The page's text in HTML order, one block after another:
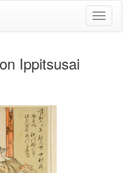
Ippitsusai